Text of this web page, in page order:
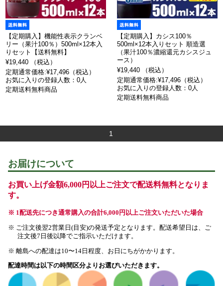
【定期購入】機能性表示クランベ
リー（果汁100％）500ml×12本入
りセット【送料無料】
¥19,440 （税込）
定期通常価格:¥17,496（税込）
お気に入りの登録人数：0人
定期送料無料商品
【定期購入】カシス100％
500ml×12本入りセット 順造選
（果汁100％濃縮還元カシスジュ
ース）
¥19,440 （税込）
定期通常価格:¥17,496（税込）
お気に入りの登録人数：0人
定期送料無料商品
1